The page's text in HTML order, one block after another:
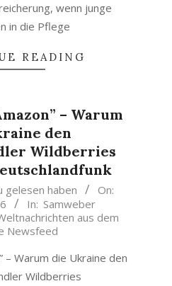
wenn junge
in die Pflege
READING
– Warum
den
Wildberries
gelesen haben
On:
In: Samweber
aus dem
Newsfeed
– Warum die Ukraine den
Wildberries